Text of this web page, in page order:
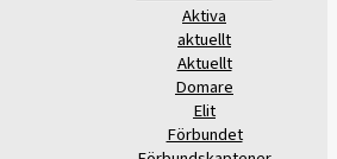
Aktiva
aktuellt
Aktuellt
Domare
Elit
Förbundet